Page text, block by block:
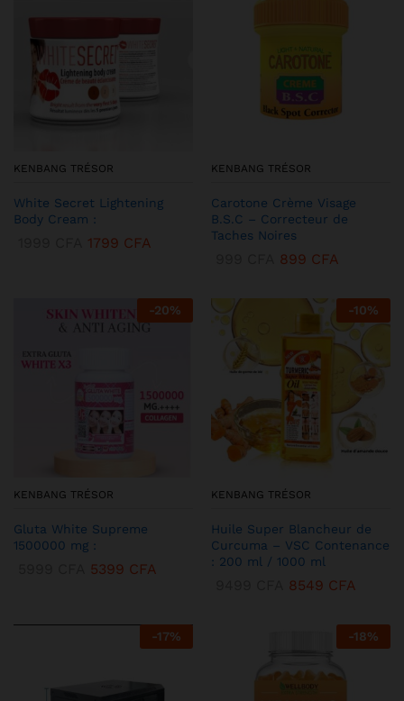
KENBANG TRÉSOR
White Secret Lightening
Body Cream :
1799 CFA
KENBANG TRÉSOR
Carotone Crème Visage
B.S.C – Correcteur de
Taches Noires
899 CFA
-20%
KENBANG TRÉSOR
Gluta White Supreme
1500000 mg :
5399 CFA
-10%
KENBANG TRÉSOR
Huile Super Blancheur de
Curcuma – VSC Contenance
: 200 ml / 1000 ml
8549 CFA
-17% -18%